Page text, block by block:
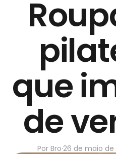
que
de
Por Bro·26 de maio de